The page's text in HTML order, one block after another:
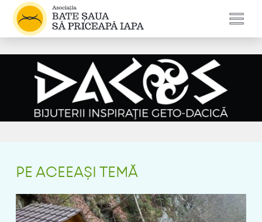
PE ACEEAȘI TEMĂ